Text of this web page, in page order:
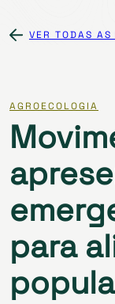
VER TODAS AS
AGROECOLOGIA
para